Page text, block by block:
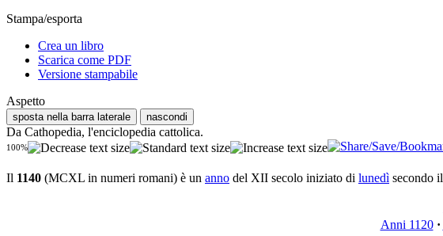
Stampa/esporta
Crea un libro
Scarica come PDF
Versione stampabile
Aspetto
sposta nella barra laterale nascondi
Da Cathopedia, l'enciclopedia cattolica.
100%
Il 1140 (MCXL in numeri romani) è un anno del XII secolo iniziato di lunedì secondo il
Anni 1120·